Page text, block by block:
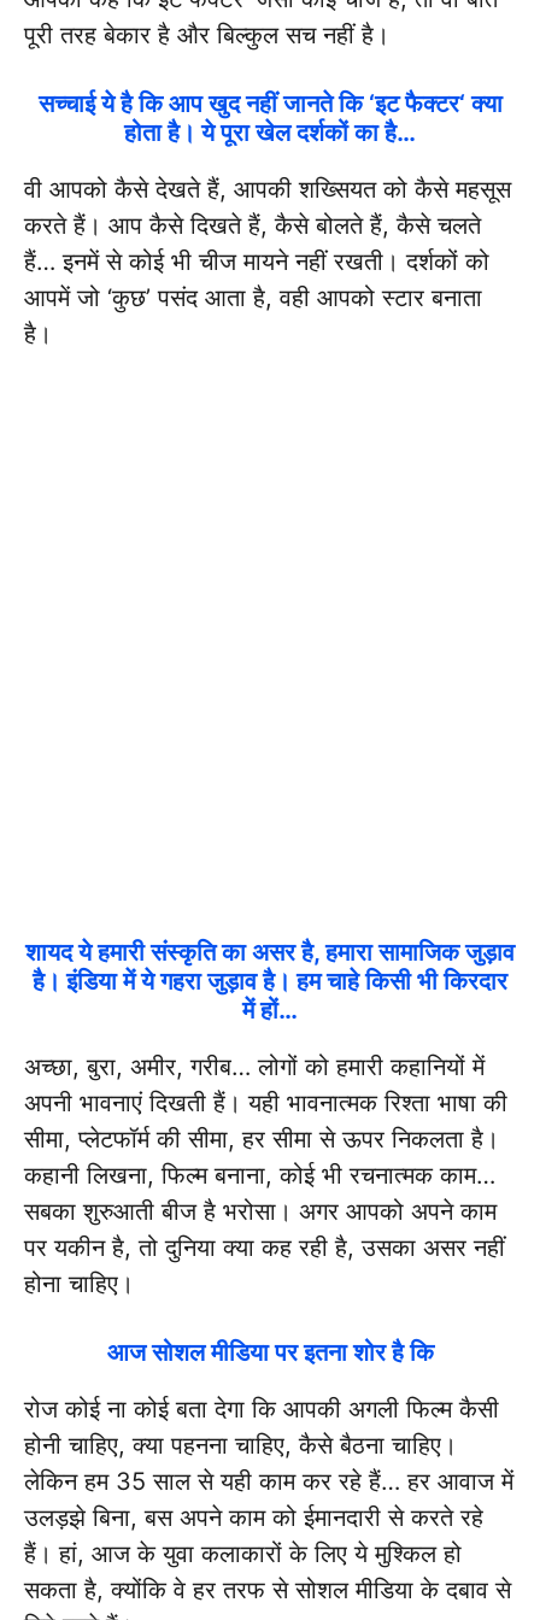
पूरी तरह बेकार है और बिल्कुल सच नहीं है।
सच्चाई ये है कि आप खुद नहीं जानते कि ‘इट फैक्टर‘ क्या
होता है। ये पूरा खेल दर्शकों का है…
वी आपको कैसे देखते हैं, आपकी शख्सियत को कैसे महसूस
करते हैं। आप कैसे दिखते हैं, कैसे बोलते हैं, कैसे चलते
हैं… इनमें से कोई भी चीज मायने नहीं रखती। दर्शकों को
आपमें जो ‘कुछ’ पसंद आता है, वही आपको स्टार बनाता
है।
शायद ये हमारी संस्कृति का असर है, हमारा सामाजिक जुड़ाव
है। इंडिया में ये गहरा जुड़ाव है। हम चाहे किसी भी किरदार
में हों…
अच्छा, बुरा, अमीर, गरीब… लोगों को हमारी कहानियों में
अपनी भावनाएं दिखती हैं। यही भावनात्मक रिश्ता भाषा की
सीमा, प्लेटफॉर्म की सीमा, हर सीमा से ऊपर निकलता है।
कहानी लिखना, फिल्म बनाना, कोई भी रचनात्मक काम…
सबका शुरुआती बीज है भरोसा। अगर आपको अपने काम
पर यकीन है, तो दुनिया क्या कह रही है, उसका असर नहीं
होना चाहिए।
आज सोशल मीडिया पर इतना शोर है कि
रोज कोई ना कोई बता देगा कि आपकी अगली फिल्म कैसी
होनी चाहिए, क्या पहनना चाहिए, कैसे बैठना चाहिए।
लेकिन हम 35 साल से यही काम कर रहे हैं… हर आवाज में
उलड़झे बिना, बस अपने काम को ईमानदारी से करते रहे
हैं। हां, आज के युवा कलाकारों के लिए ये मुश्किल हो
सकता है, क्योंकि वे हर तरफ से सोशल मीडिया के दबाव से